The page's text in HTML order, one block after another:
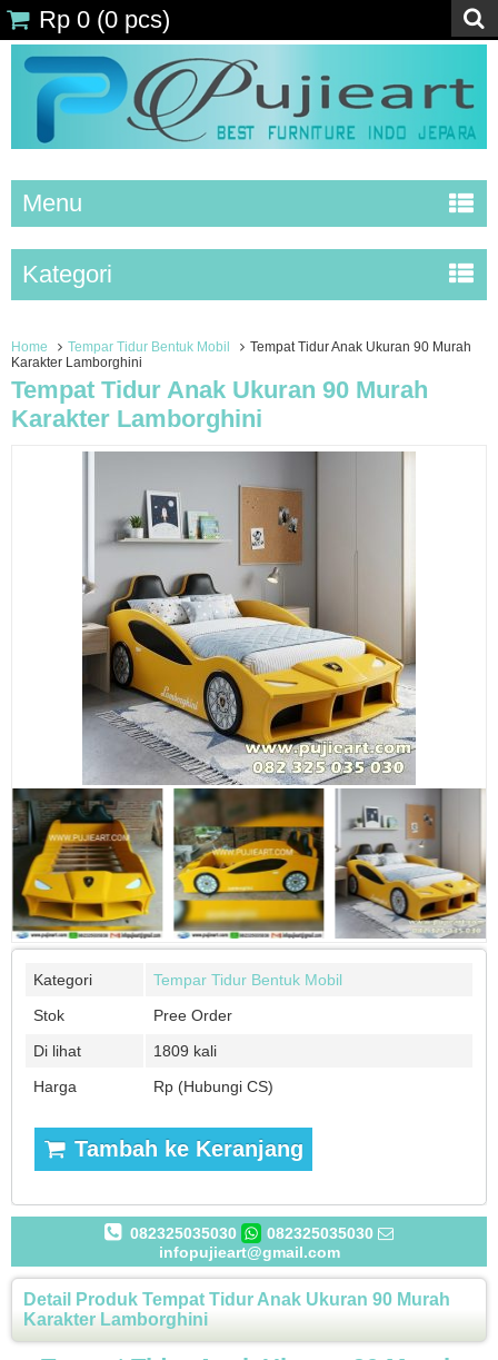
Rp 0 (0 pcs)
Menu
Kategori
Home Tempar Tidur Bentuk Mobil
Tempat Tidur Anak Ukuran 90 Murah
Karakter Lamborghini
Tempat Tidur Anak Ukuran 90 Murah
Karakter Lamborghini
Kategori
Tempar Tidur Bentuk Mobil
Stok
Pree Order
Di lihat
1809 kali
Harga
Rp (Hubungi CS)
Tambah ke Keranjang
082325035030
082325035030
infopujieart@gmail.com
Detail Produk Tempat Tidur Anak Ukuran 90 Murah
Karakter Lamborghini